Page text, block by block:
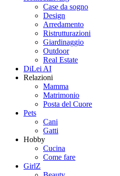
Case da sogno
Design
Arredamento
Ristrutturazioni
Giardinaggio
Outdoor
Real Estate
DiLei AI
Relazioni
Mamma
Matrimonio
Posta del Cuore
Pets
Cani
Gatti
Hobby
Cucina
Come fare
GirlZ